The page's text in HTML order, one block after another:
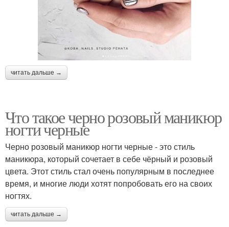
читать дальше →
Что такое черно розовый маникюр
ногти черные
Черно розовый маникюр ногти черные - это стиль
маникюра, который сочетает в себе чёрный и розовый
цвета. Этот стиль стал очень популярным в последнее
время, и многие люди хотят попробовать его на своих
ногтях.
читать дальше →